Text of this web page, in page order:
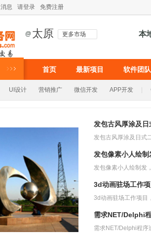
消息 请登录 免费注册
@ 太原 更多市场 本
首页 最新项目 软件团队
UI设计 营销推广 微信开发 APP开发
发包古风厚涂及日
发包像素小人绘制
3d动画驻场工作
需求NET/Delphi